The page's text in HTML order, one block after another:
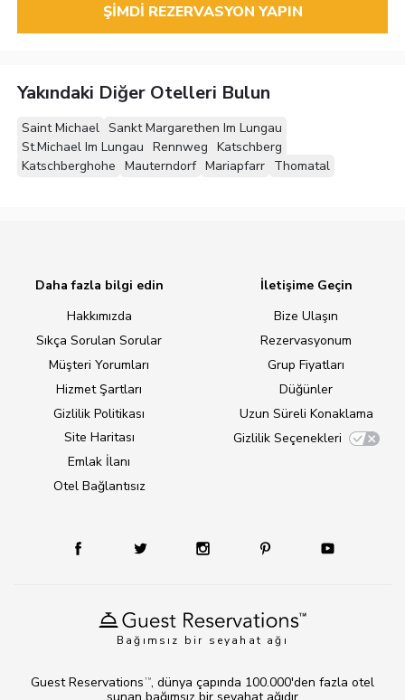
ŞIMDI REZERVASYON YAPIN
Yakındaki Diğer Otelleri Bulun
Saint Michael Sankt Margarethen Im Lungau
St.Michael Im Lungau Rennweg Katschberg
Katschberghohe Mauterndorf Mariapfarr Thomatal
Bağımsız bir seyahat ağı
Daha fazla bilgi edin
Hakkımızda
Sıkça Sorulan Sorular
Müşteri Yorumları
Hizmet Şartları
Gizlilik Politikası
Site Haritası
Emlak İlanı
Otel Bağlantısız
İletişime Geçin
Bize Ulaşın
Rezervasyonum
Grup Fiyatları
Düğünler
Uzun Süreli Konaklama
Gizlilik Seçenekleri
Guest Reservations TM, dünya çapında 100.000'den fazla otel